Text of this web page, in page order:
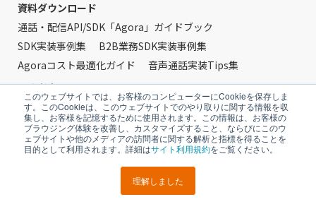
このウェブサイトでは、お客様のコンピューターにCookieを保存しま
す。このCookieは、このウェブサイトでのやり取りに関する情報を収
集し、お客様を記憶するために使用されます。この情報は、お客様の
ブラウジング体験を改善し、カスタマイズすること、ならびにこのウ
ェブサイトや他のメディアの訪問者に関する解析と指標を得ることを
目的として利用されます。詳細はサイト利用規約をご覧ください。
理解しました
シェア
LINEで
送る
資料ダウンロード
通話・配信API/SDK「Agora」ガイドブック
SDK実装事例集
B2B業務SDK実装事例集
Agoraコスト最適化ガイド
音声通話実装Tips集
開発者向け
クイックスタート
開発者ブログ
技術サポート
Tencent Cloud
無料トライアル
お問い合わせ FAQ